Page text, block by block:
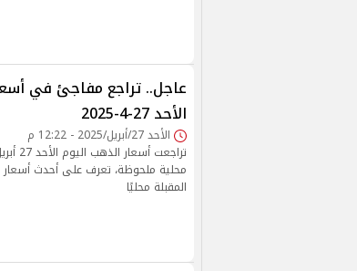
عاجل.. تراجع مفاجئ في
الأحد 27-4-2025
الأحد 27/أبريل/2025 - 12:22 م
محلية ملحوظة، تعرف على أحدث أسعار
المقبلة محليًا